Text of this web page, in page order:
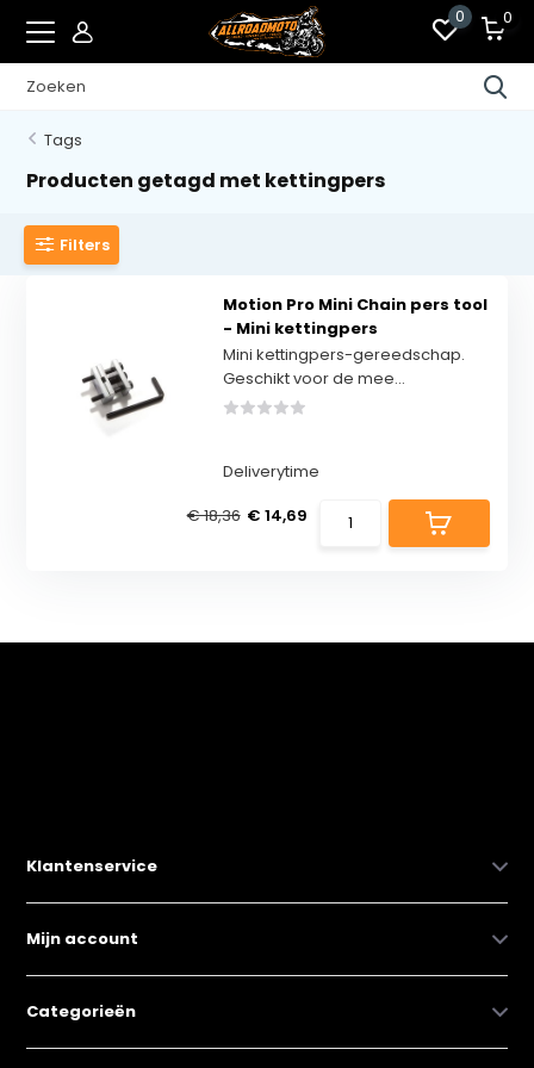
0 0
Tags
Producten getagd met kettingpers
Filters
Motion Pro Mini Chain pers tool
- Mini kettingpers
Mini kettingpers-gereedschap.
Geschikt voor de mee...
Deliverytime
€ 18,36 € 14,69
Klantenservice
Mijn account
Categorieën